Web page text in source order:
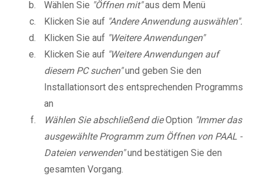
Wählen Sie "Öffnen mit"aus dem Menü
Klicken Sie auf "Andere Anwendung auswählen".
Klicken Sie auf "Weitere Anwendungen"
Klicken Sie auf "Weitere Anwendungen auf
diesem PC suchen"und geben Sie den
Installationsort des entsprechenden Programms
an
Wählen Sie abschließend dieOption "Immer das
ausgewählte Programm zum Öffnen von PAAL -
Dateien verwenden"und bestätigen Sie den
gesamten Vorgang.